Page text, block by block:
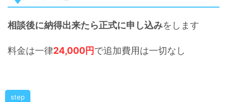
相談後に納得出来たら正式に申し込みをします
料金は一律24,000円で追加費用は一切なし
step